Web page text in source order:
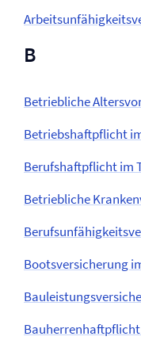
B
Betriebliche
Betriebs­haftpflicht
Berufs­haftpflicht im
Betriebliche
Boots­versicherung